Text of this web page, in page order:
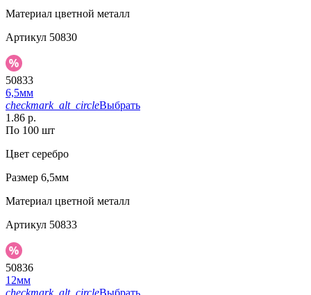
Материал цветной металл
Артикул 50830
50833
6,5мм
checkmark_alt_circleВыбрать
1.86 р.
По 100 шт
Цвет серебро
Размер 6,5мм
Материал цветной металл
Артикул 50833
50836
12мм
checkmark_alt_circleВыбрать